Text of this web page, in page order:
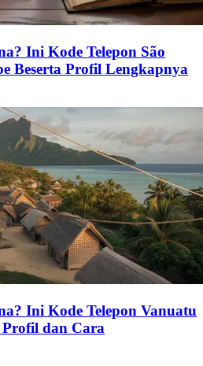
Ini Kode Telepon São
Beserta Profil Lengkapnya
Ini Kode Telepon Vanuatu
dan Cara